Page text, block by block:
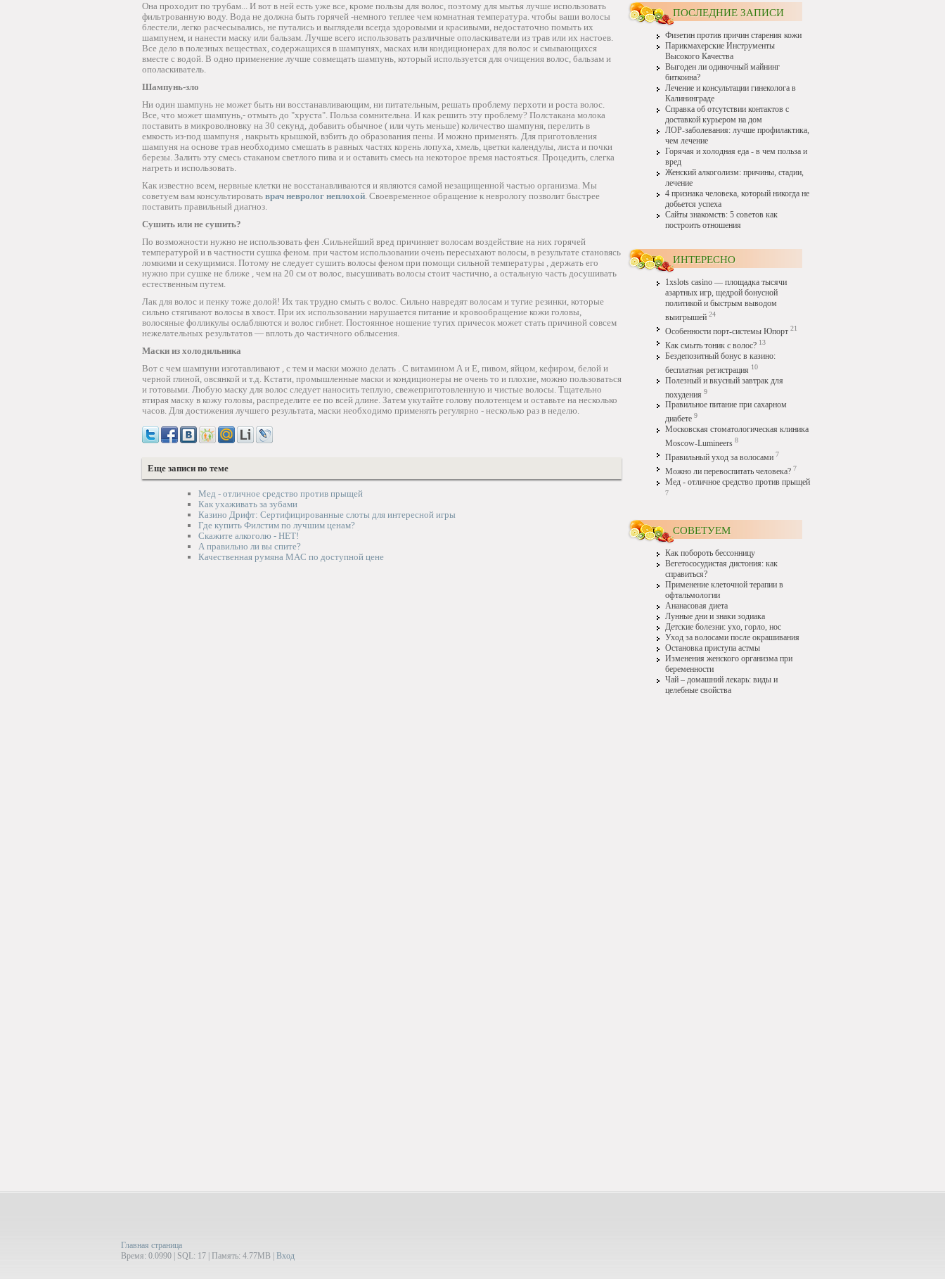
Она проходит по трубам... И вот в ней есть уже все, кроме пользы для волос, поэтому для мытья лучше использовать
фильтрованную воду. Вода не должна быть горячей -немного теплее чем комнатная температура. чтобы ваши волосы
блестели, легко расчесывались, не путались и выглядели всегда здоровыми и красивыми, недостаточно помыть их
шампунем, и нанести маску или бальзам. Лучше всего использовать различные ополаскиватели из трав или их настоев.
Все дело в полезных веществах, содержащихся в шампунях, масках или кондиционерах для волос и смывающихся
вместе с водой. В одно применение лучше совмещать шампунь, который используется для очищения волос, бальзам и
ополаскиватель.
Шампунь-зло
Ни один шампунь не может быть ни восстанавливающим, ни питательным, решать проблему перхоти и роста волос.
Все, что может шампунь,- отмыть до "хруста". Польза сомнительна. И как решить эту проблему? Полстакана молока
поставить в микроволновку на 30 секунд, добавить обычное ( или чуть меньше) количество шампуня, перелить в
емкость из-под шампуня , накрыть крышкой, взбить до образования пены. И можно применять. Для приготовления
шампуня на основе трав необходимо смешать в равных частях корень лопуха, хмель, цветки календулы, листа и почки
березы. Залить эту смесь стаканом светлого пива и и оставить смесь на некоторое время настояться. Процедить, слегка
нагреть и использовать.
Как известно всем, нервные клетки не восстанавливаются и являются самой незащищенной частью организма. Мы
советуем вам консультировать врач невролог неплохой. Своевременное обращение к неврологу позволит быстрее
поставить правильный диагноз.
Сушить или не сушить?
По возможности нужно не использовать фен .Сильнейший вред причиняет волосам воздействие на них горячей
температурой и в частности сушка феном. при частом использовании очень пересыхают волосы, в результате становясь
ломкими и секущимися. Потому не следует сушить волосы феном при помощи сильной температуры , держать его
нужно при сушке не ближе , чем на 20 см от волос, высушивать волосы стоит частично, а остальную часть досушивать
естественным путем.
Лак для волос и пенку тоже долой! Их так трудно смыть с волос. Сильно навредят волосам и тугие резинки, которые
сильно стягивают волосы в хвост. При их использовании нарушается питание и кровообращение кожи головы,
волосяные фолликулы ослабляются и волос гибнет. Постоянное ношение тугих причесок может стать причиной совсем
нежелательных результатов — вплоть до частичного облысения.
Маски из холодильника
Вот с чем шампуни изготавливают , с тем и маски можно делать . С витамином А и Е, пивом, яйцом, кефиром, белой и
черной глиной, овсянкой и т.д. Кстати, промышленные маски и кондиционеры не очень то и плохие, можно пользоваться
и готовыми. Любую маску для волос следует наносить теплую, свежеприготовленную и чистые волосы. Тщательно
втирая маску в кожу головы, распределите ее по всей длине. Затем укутайте голову полотенцем и оставьте на несколько
часов. Для достижения лучшего результата, маски необходимо применять регулярно - несколько раз в неделю.
Еще записи по теме
Мед - отличное средство против прыщей
Как ухаживать за зубами
Казино Дрифт: Сертифицированные слоты для интересной игры
Где купить Филстим по лучшим ценам?
Скажите алкоголю - НЕТ!
А правильно ли вы спите?
Качественная румяна MAC по доступной цене
ПОСЛЕДНИЕ ЗАПИСИ
Физетин против причин старения кожи
Парикмахерские Инструменты
Высокого Качества
Выгоден ли одиночный майнинг
биткоина?
Лечение и консультации гинеколога в
Калининграде
Справка об отсутствии контактов с
доставкой курьером на дом
ЛОР-заболевания: лучше профилактика,
чем лечение
Горячая и холодная еда - в чем польза и
вред
Женский алкоголизм: причины, стадии,
лечение
4 признака человека, который никогда не
добьется успеха
Сайты знакомств: 5 советов как
построить отношения
ИНТЕРЕСНО
1xslots casino — площадка тысячи
азартных игр, щедрой бонусной
политикой и быстрым выводом
выигрышей 24
Особенности порт-системы Юпорт 21
Как смыть тоник с волос? 13
Бездепозитный бонус в казино:
бесплатная регистрация 10
Полезный и вкусный завтрак для
похудения 9
Правильное питание при сахарном
диабете 9
Московская стоматологическая клиника
Moscow-Lumineers 8
Правильный уход за волосами 7
Можно ли перевоспитать человека? 7
Мед - отличное средство против прыщей
7
СОВЕТУЕМ
Как побороть бессонницу
Вегетососудистая дистония: как
справиться?
Применение клеточной терапии в
офтальмологии
Ананасовая диета
Лунные дни и знаки зодиака
Детские болезни: ухо, горло, нос
Уход за волосами после окрашивания
Остановка приступа астмы
Изменения женского организма при
беременности
Чай – домашний лекарь: виды и
целебные свойства
Главная страница
Время: 0.0990 | SQL: 17 | Память: 4.77MB Вход